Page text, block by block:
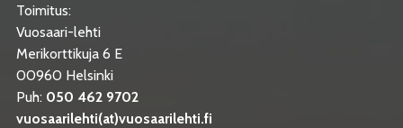
Toimitus:
Vuosaari-lehti
Merikorttikuja 6 E
00960 Helsinki
Puh: 050 462 9702
vuosaarilehti(at)vuosaarilehti.fi